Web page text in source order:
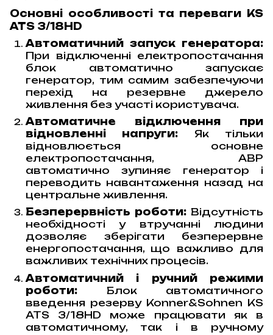
Основні особливості та переваги KS
ATS 3/18HD
Автоматичний запуск генератора:
При відключенні електропостачання
блок автоматично запускає
генератор, тим самим забезпечуючи
перехід на резервне джерело
живлення без участі користувача.
Автоматичне відключення при
відновленні напруги: Як тільки
відновлюється основне
електропостачання, АВР
автоматично зупиняє генератор і
переводить навантаження назад на
центральне живлення.
Безперервність роботи: Відсутність
необхідності у втручанні людини
дозволяє зберігати безперервне
енергопостачання, що важливо для
важливих технічних процесів.
Автоматичний і ручний режими
роботи: Блок автоматичного
введення резерву Konner&Sohnen KS
ATS 3/18HD може працювати як в
автоматичному, так і в ручному